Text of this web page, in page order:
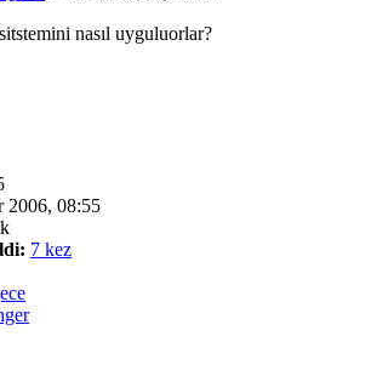
nasıl uyguluorlar?
2006, 08:55
7 kez